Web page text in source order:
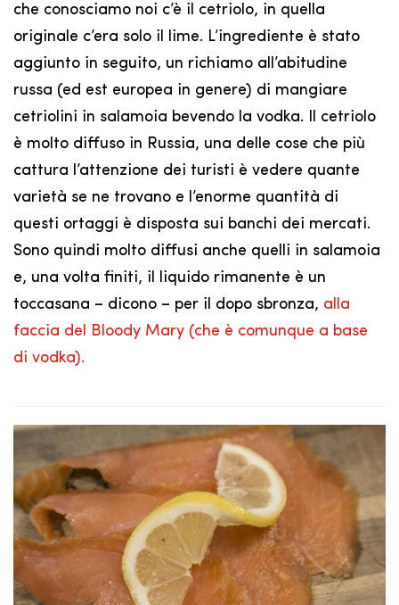
che conosciamo noi c’è il cetriolo, in quella
originale c’era solo il lime. L’ingrediente è stato
aggiunto in seguito, un richiamo all’abitudine
russa (ed est europea in genere) di mangiare
cetriolini in salamoia bevendo la vodka. Il cetriolo
è molto diffuso in Russia, una delle cose che più
cattura l’attenzione dei turisti è vedere quante
varietà se ne trovano e l’enorme quantità di
questi ortaggi è disposta sui banchi dei mercati.
Sono quindi molto diffusi anche quelli in salamoia
e, una volta finiti, il liquido rimanente è un
toccasana – dicono – per il dopo sbronza, alla
faccia del Bloody Mary (che è comunque a base
di vodka).